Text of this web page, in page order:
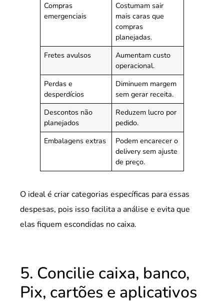
Compras
emergenciais
Costumam sair
mais caras que
compras
planejadas.
Fretes avulsos
Aumentam custo
operacional.
Perdas e
desperdícios
Diminuem margem
sem gerar receita.
Descontos não
planejados
Reduzem lucro por
pedido.
Embalagens extras
Podem encarecer o
delivery sem ajuste
de preço.
O ideal é criar categorias específicas para essas
despesas, pois isso facilita a análise e evita que
elas fiquem escondidas no caixa.
5. Concilie caixa, banco,
Pix, cartões e aplicativos